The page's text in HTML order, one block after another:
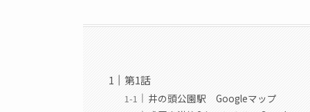
第1話
井の頭公園駅 Googleマップ